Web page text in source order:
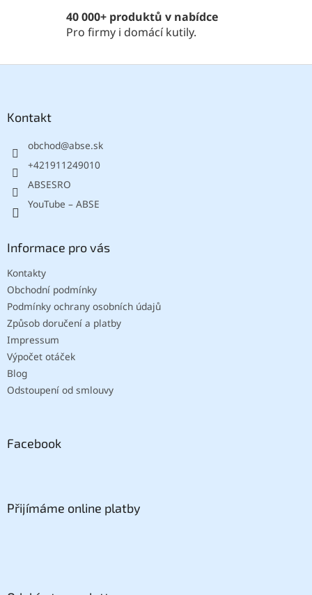
y
v
ý
i
40 000+ produktů v nabídce
Pro firmy i domácí kutily.
Kontakt
obchod@abse.sk
+421911249010
ABSESRO
YouTube – ABSE
Informace pro vás
Kontakty
Obchodní podmínky
Podmínky ochrany osobních údajů
Způsob doručení a platby
Impressum
Výpočet otáček
Blog
Odstoupení od smlouvy
Facebook
Přijímáme online platby